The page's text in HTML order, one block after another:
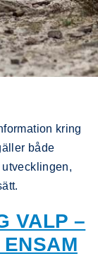
kring
både
VALP –